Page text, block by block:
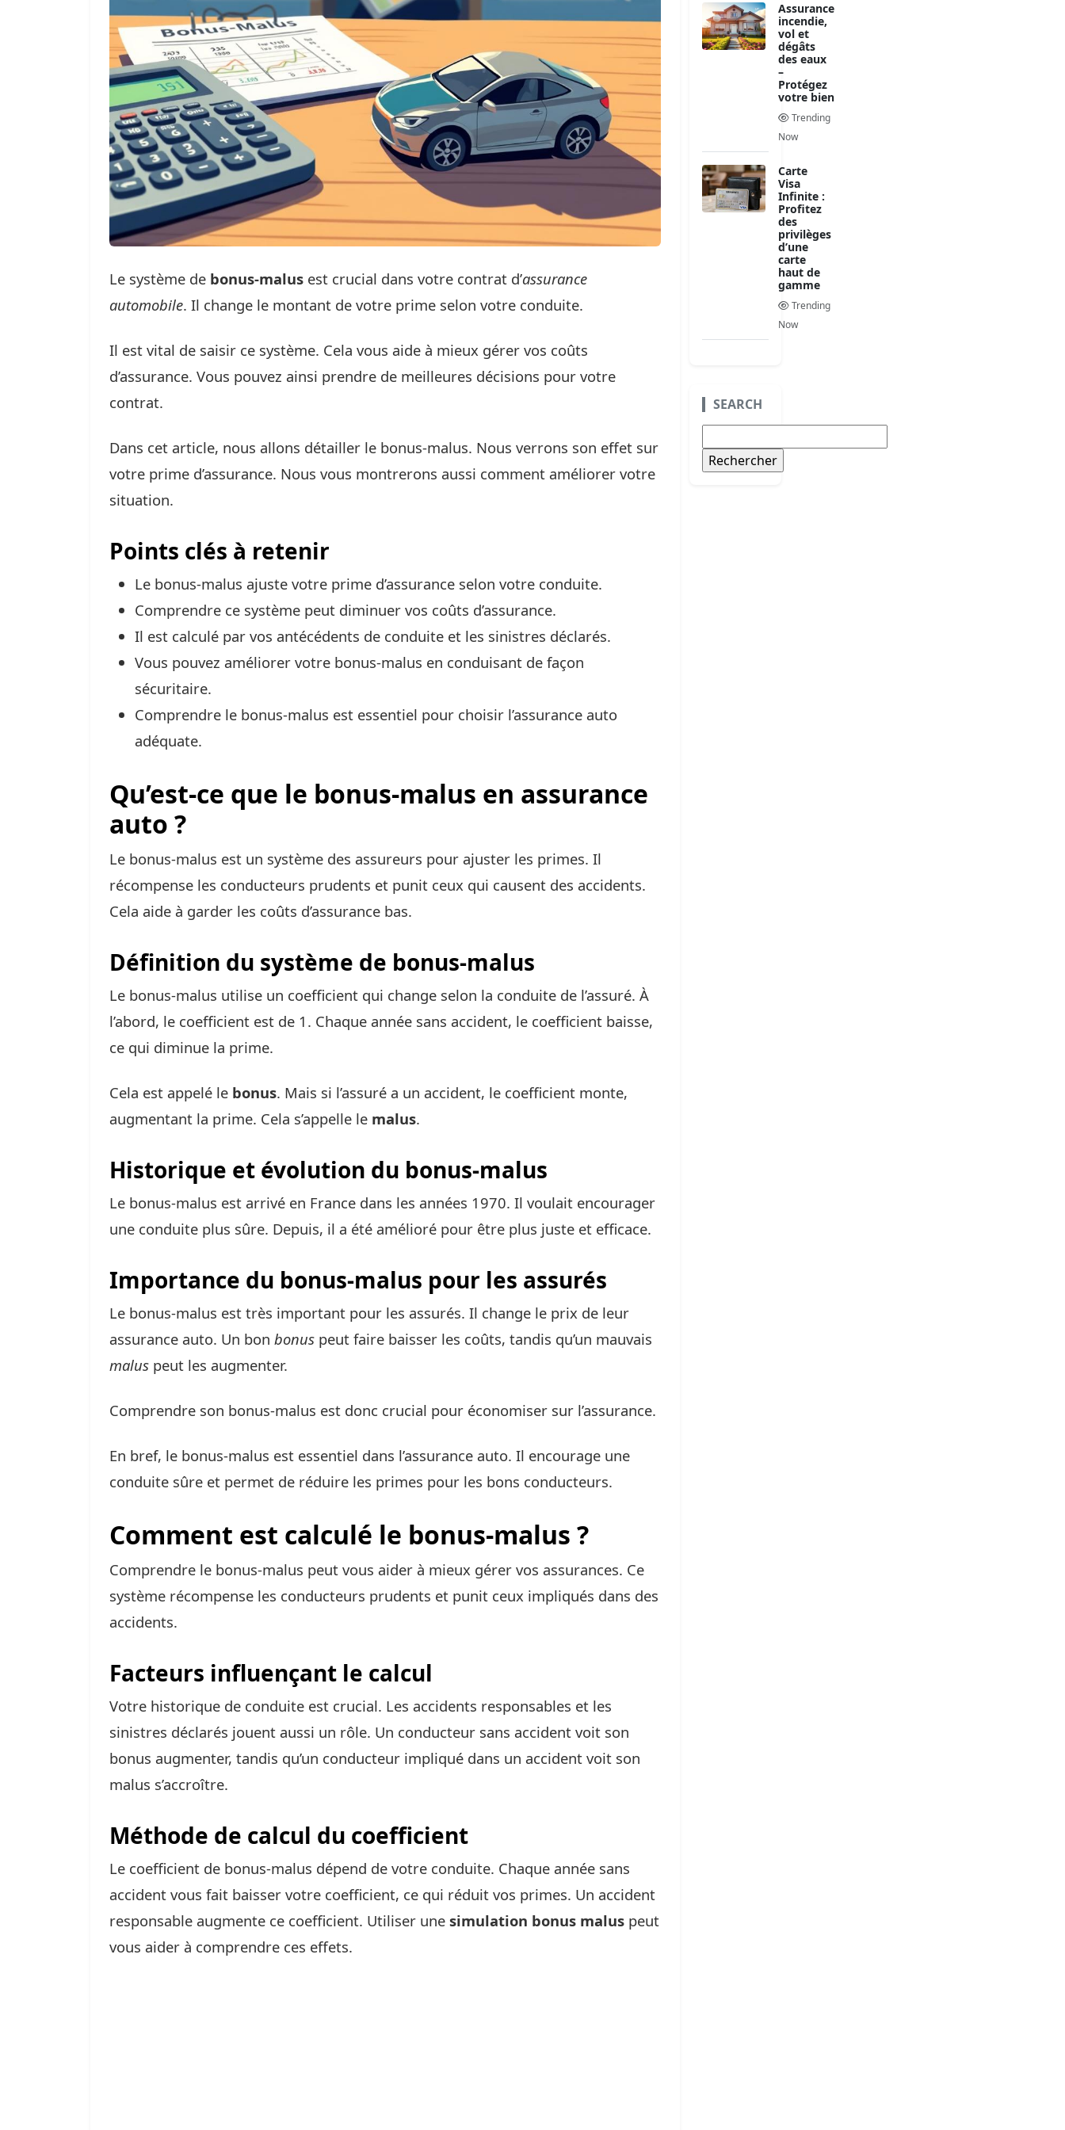
Le système de bonus-malus est crucial dans votre contrat d’assurance
automobile. Il change le montant de votre prime selon votre conduite.
Il est vital de saisir ce système. Cela vous aide à mieux gérer vos coûts
d’assurance. Vous pouvez ainsi prendre de meilleures décisions pour votre
contrat.
Dans cet article, nous allons détailler le bonus-malus. Nous verrons son effet sur
votre prime d’assurance. Nous vous montrerons aussi comment améliorer votre
situation.
Points clés à retenir
Le bonus-malus ajuste votre prime d’assurance selon votre conduite.
Comprendre ce système peut diminuer vos coûts d’assurance.
Il est calculé par vos antécédents de conduite et les sinistres déclarés.
Vous pouvez améliorer votre bonus-malus en conduisant de façon
sécuritaire.
Comprendre le bonus-malus est essentiel pour choisir l’assurance auto
adéquate.
Qu’est-ce que le bonus-malus en assurance
auto ?
Le bonus-malus est un système des assureurs pour ajuster les primes. Il
récompense les conducteurs prudents et punit ceux qui causent des accidents.
Cela aide à garder les coûts d’assurance bas.
Définition du système de bonus-malus
Le bonus-malus utilise un coefficient qui change selon la conduite de l’assuré. À
l’abord, le coefficient est de 1. Chaque année sans accident, le coefficient baisse,
ce qui diminue la prime.
Cela est appelé le bonus. Mais si l’assuré a un accident, le coefficient monte,
augmentant la prime. Cela s’appelle le malus.
Historique et évolution du bonus-malus
Le bonus-malus est arrivé en France dans les années 1970. Il voulait encourager
une conduite plus sûre. Depuis, il a été amélioré pour être plus juste et efficace.
Importance du bonus-malus pour les assurés
Le bonus-malus est très important pour les assurés. Il change le prix de leur
assurance auto. Un bon bonus peut faire baisser les coûts, tandis qu’un mauvais
malus peut les augmenter.
Comprendre son bonus-malus est donc crucial pour économiser sur l’assurance.
En bref, le bonus-malus est essentiel dans l’assurance auto. Il encourage une
conduite sûre et permet de réduire les primes pour les bons conducteurs.
Comment est calculé le bonus-malus ?
Comprendre le bonus-malus peut vous aider à mieux gérer vos assurances. Ce
système récompense les conducteurs prudents et punit ceux impliqués dans des
accidents.
Facteurs influençant le calcul
Votre historique de conduite est crucial. Les accidents responsables et les
sinistres déclarés jouent aussi un rôle. Un conducteur sans accident voit son
bonus augmenter, tandis qu’un conducteur impliqué dans un accident voit son
malus s’accroître.
Méthode de calcul du coefficient
Le coefficient de bonus-malus dépend de votre conduite. Chaque année sans
accident vous fait baisser votre coefficient, ce qui réduit vos primes. Un accident
responsable augmente ce coefficient. Utiliser une simulation bonus malus peut
vous aider à comprendre ces effets.
Assurance
incendie,
vol et
dégâts
des eaux
–
Protégez
votre bien
Trending
Now
Carte
Visa
Infinite :
Profitez
des
privilèges
d’une
carte
haut de
gamme
Trending
Now
SEARCH